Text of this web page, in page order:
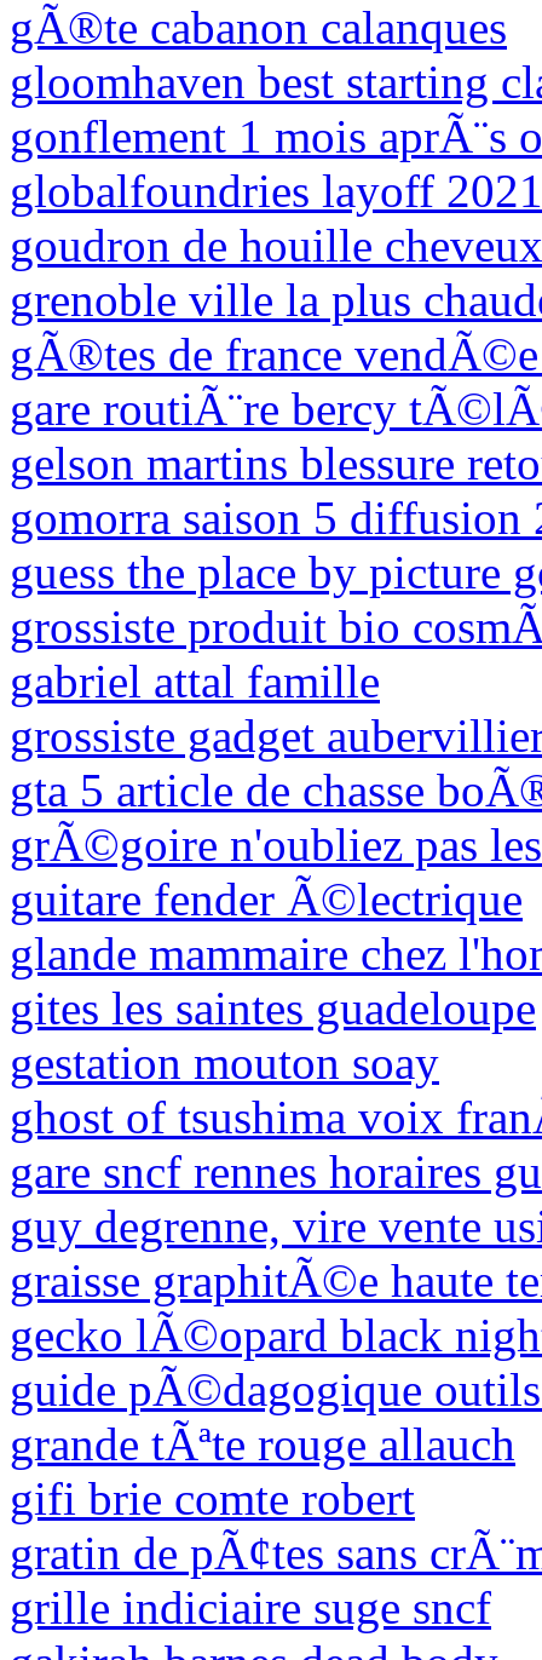
gÃ®te cabanon calanques
gloomhaven best starting
gonflement 1 mois aprÃ¨s
globalfoundries layoff 2021
goudron de houille cheveux
grenoble ville la plus
gÃ®tes de france
gare routiÃ¨re bercy
gelson martins blessure
gomorra saison 5 diffusion
guess the place by picture
grossiste produit bio
gabriel attal famille
grossiste gadget
gta 5 article de chasse
grÃ©goire n'oubliez pas
guitare fender Ã©lectrique
glande mammaire chez
gites les saintes guadeloupe
gestation mouton soay
ghost of tsushima voix
gare sncf rennes horaires
guy degrenne, vire vente
graisse graphitÃ©e haute
gecko lÃ©opard black
guide pÃ©dagogique
grande tÃªte rouge allauch
gifi brie comte robert
gratin de pÃ¢tes sans
grille indiciaire suge sncf